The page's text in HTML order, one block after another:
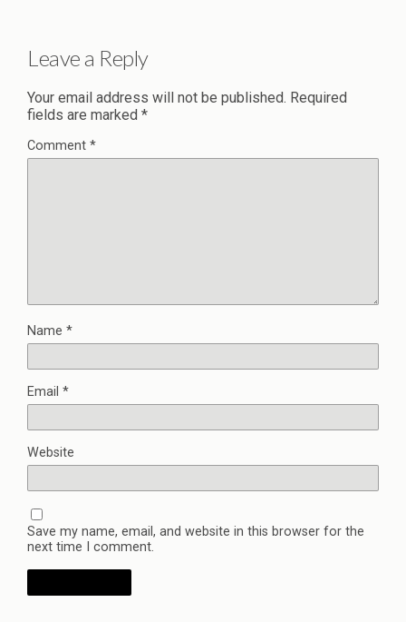
Leave a Reply
Your email address will not be published. Required
fields are marked *
Comment *
Name *
Email *
Website
Save my name, email, and website in this browser for the
next time I comment.